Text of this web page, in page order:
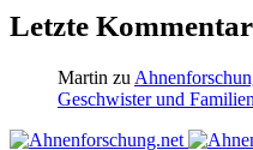
Letzte
Martin zu
Geschwister und